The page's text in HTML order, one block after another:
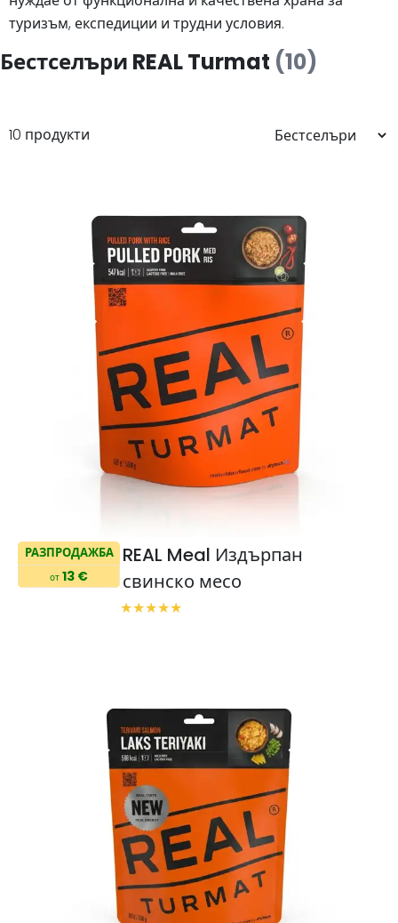
туризъм, експедиции и трудни условия.
Бестселъри REAL Turmat (10)
10 продукти
РАЗПРОДАЖБА
от 13 €
REAL Meal Издърпан
свинско месо